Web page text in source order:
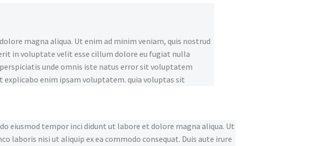
magna aliqua. Ut enim ad minim veniam, quis nostrud
in voluptate velit esse cillum dolore eu fugiat nulla
unde omnis iste natus error sit voluptatem
enim ipsam voluptatem. quia voluptas sit
eiusmod tempor inci didunt ut labore et dolore magna aliqua. Ut
laboris nisi ut aliquip ex ea commodo consequat. Duis aute irure